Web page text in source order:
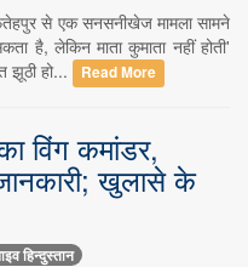
से एक सनसनीखेज मामला सामने
है, लेकिन माता कुमाता नहीं होती'
झूठी हो...
Read More
विंग कमांडर,
खुलासे के
हिन्दुस्तान